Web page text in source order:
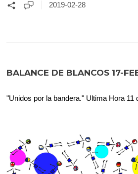
2019-02-28
BALANCE DE BLANCOS 17-
"Unidos por la bandera." Ultima Hora 11